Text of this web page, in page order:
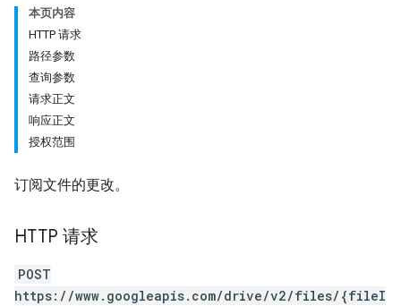
本页内容
HTTP 请求
路径参数
查询参数
请求正文
响应正文
授权范围
订阅文件的更改。
HTTP 请求
POST
https://www.googleapis.com/drive/v2/files/{fileI